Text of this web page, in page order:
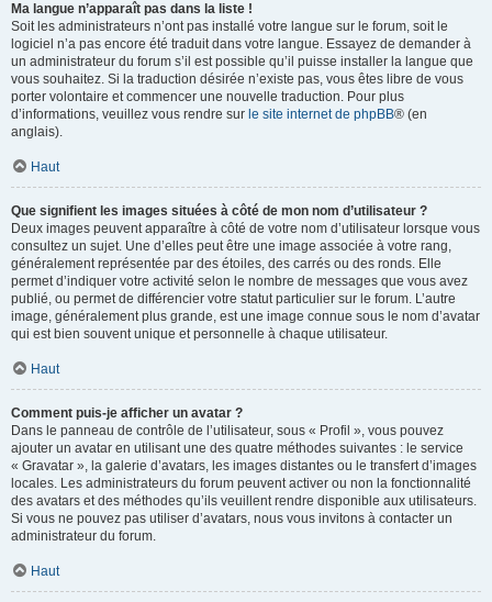
Ma langue n’apparaît pas dans la liste !
Soit les administrateurs n’ont pas installé votre langue sur le forum, soit le
logiciel n’a pas encore été traduit dans votre langue. Essayez de demander à
un administrateur du forum s’il est possible qu’il puisse installer la langue que
vous souhaitez. Si la traduction désirée n’existe pas, vous êtes libre de vous
porter volontaire et commencer une nouvelle traduction. Pour plus
d’informations, veuillez vous rendre sur le site internet de phpBB® (en
anglais).
Haut
Que signifient les images situées à côté de mon nom d’utilisateur ?
Deux images peuvent apparaître à côté de votre nom d’utilisateur lorsque vous
consultez un sujet. Une d’elles peut être une image associée à votre rang,
généralement représentée par des étoiles, des carrés ou des ronds. Elle
permet d’indiquer votre activité selon le nombre de messages que vous avez
publié, ou permet de différencier votre statut particulier sur le forum. L’autre
image, généralement plus grande, est une image connue sous le nom d’avatar
qui est bien souvent unique et personnelle à chaque utilisateur.
Haut
Comment puis-je afficher un avatar ?
Dans le panneau de contrôle de l’utilisateur, sous « Profil », vous pouvez
ajouter un avatar en utilisant une des quatre méthodes suivantes : le service
« Gravatar », la galerie d’avatars, les images distantes ou le transfert d’images
locales. Les administrateurs du forum peuvent activer ou non la fonctionnalité
des avatars et des méthodes qu’ils veuillent rendre disponible aux utilisateurs.
Si vous ne pouvez pas utiliser d’avatars, nous vous invitons à contacter un
administrateur du forum.
Haut